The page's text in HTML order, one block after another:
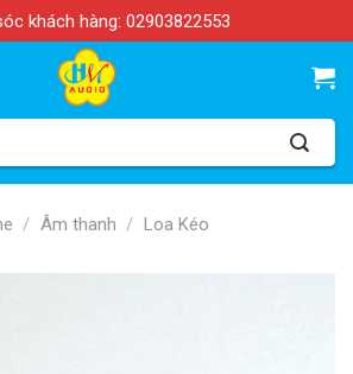
khách hàng: 02903822553
/ Âm thanh / Loa Kéo